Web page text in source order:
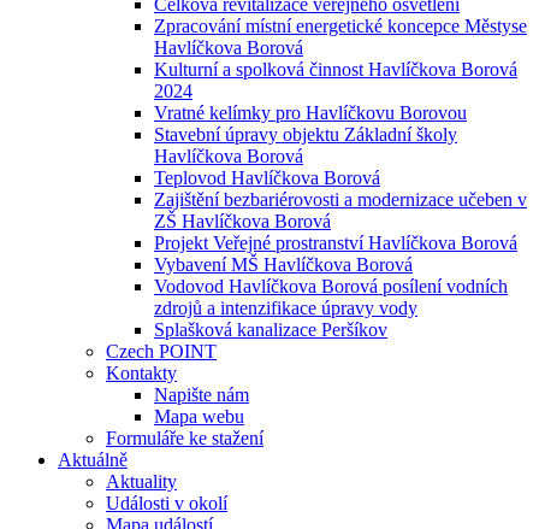
Celková revitalizace veřejného osvětlení
Zpracování místní energetické koncepce Městyse
Havlíčkova Borová
Kulturní a spolková činnost Havlíčkova Borová
2024
Vratné kelímky pro Havlíčkovu Borovou
Stavební úpravy objektu Základní školy
Havlíčkova Borová
Teplovod Havlíčkova Borová
Zajištění bezbariérovosti a modernizace učeben v
ZŠ Havlíčkova Borová
Projekt Veřejné prostranství Havlíčkova Borová
Vybavení MŠ Havlíčkova Borová
Vodovod Havlíčkova Borová posílení vodních
zdrojů a intenzifikace úpravy vody
Splašková kanalizace Peršíkov
Czech POINT
Kontakty
Napište nám
Mapa webu
Formuláře ke stažení
Aktuálně
Aktuality
Události v okolí
Mapa událostí